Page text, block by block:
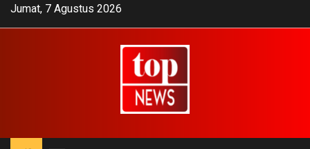
SkipJumat, 7 Agustus 2026